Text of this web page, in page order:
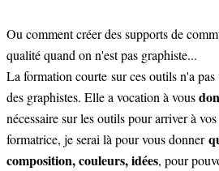
Ou comment créer des supports de
qualité quand on n'est pas graphiste...
La formation courte sur ces outils n'a
des graphistes. Elle a vocation à vous
nécessaire sur les outils pour arriver à
formatrice, je serai là pour vous donner
composition, couleurs, idées, pour